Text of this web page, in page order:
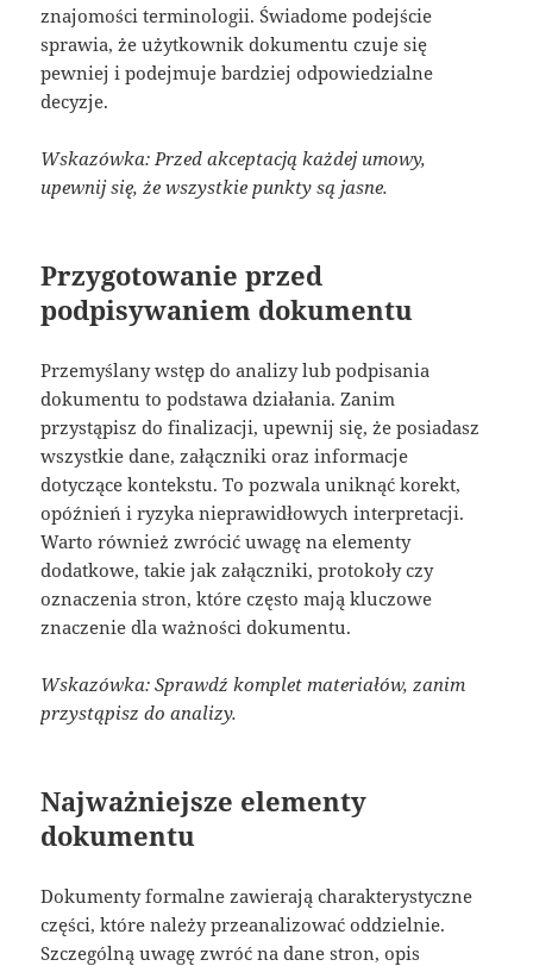
znajomości terminologii. Świadome podejście
sprawia, że użytkownik dokumentu czuje się
pewniej i podejmuje bardziej odpowiedzialne
decyzje.
Wskazówka: Przed akceptacją każdej umowy,
upewnij się, że wszystkie punkty są jasne.
Przygotowanie przed
podpisywaniem dokumentu
Przemyślany wstęp do analizy lub podpisania
dokumentu to podstawa działania. Zanim
przystąpisz do finalizacji, upewnij się, że posiadasz
wszystkie dane, załączniki oraz informacje
dotyczące kontekstu. To pozwala uniknąć korekt,
opóźnień i ryzyka nieprawidłowych interpretacji.
Warto również zwrócić uwagę na elementy
dodatkowe, takie jak załączniki, protokoły czy
oznaczenia stron, które często mają kluczowe
znaczenie dla ważności dokumentu.
Wskazówka: Sprawdź komplet materiałów, zanim
przystąpisz do analizy.
Najważniejsze elementy
dokumentu
Dokumenty formalne zawierają charakterystyczne
części, które należy przeanalizować oddzielnie.
Szczególną uwagę zwróć na dane stron, opis